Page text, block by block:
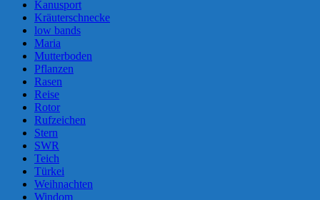
Kanusport
Kräuterschnecke
low bands
Maria
Mutterboden
Pflanzen
Rasen
Reise
Rotor
Rufzeichen
Stern
SWR
Teich
Türkei
Weihnachten
Windom